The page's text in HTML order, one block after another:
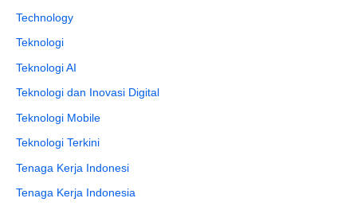
Technology
Teknologi
Teknologi AI
Teknologi dan Inovasi Digital
Teknologi Mobile
Teknologi Terkini
Tenaga Kerja Indonesi
Tenaga Kerja Indonesia